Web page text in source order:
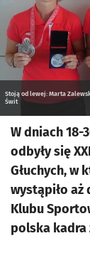
Stoją od lewej: Marta
Świt
W dniach 18-
odbyły się
Głuchych, w
wystąpiło aż
Klubu
polska kadra